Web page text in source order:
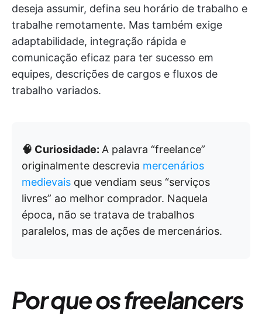
deseja assumir, defina seu horário de trabalho e
trabalhe remotamente. Mas também exige
adaptabilidade, integração rápida e
comunicação eficaz para ter sucesso em
equipes, descrições de cargos e fluxos de
trabalho variados.
🧠 Curiosidade: A palavra “freelance”
originalmente descrevia mercenários
medievais que vendiam seus “serviços
livres” ao melhor comprador. Naquela
época, não se tratava de trabalhos
paralelos, mas de ações de mercenários.
Por que os freelancers